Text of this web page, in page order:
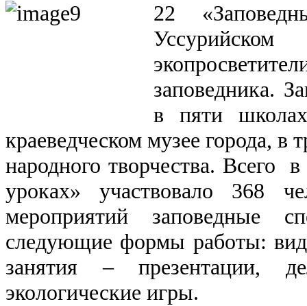
22
заповедника.
в пяти
краеведческом музее города, в
народного творчества. Всего
уроках» участвовало 368
мероприятий заповедные
следующие формы работы:
занятия ‒ презентации,
экологические игры.